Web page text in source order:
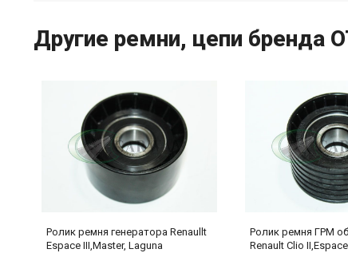
Другие ремни, цепи бренда
Ролик ремня генератора Renaullt
Espace III,Master, Laguna
Ролик ремня ГРМ
Renault Clio